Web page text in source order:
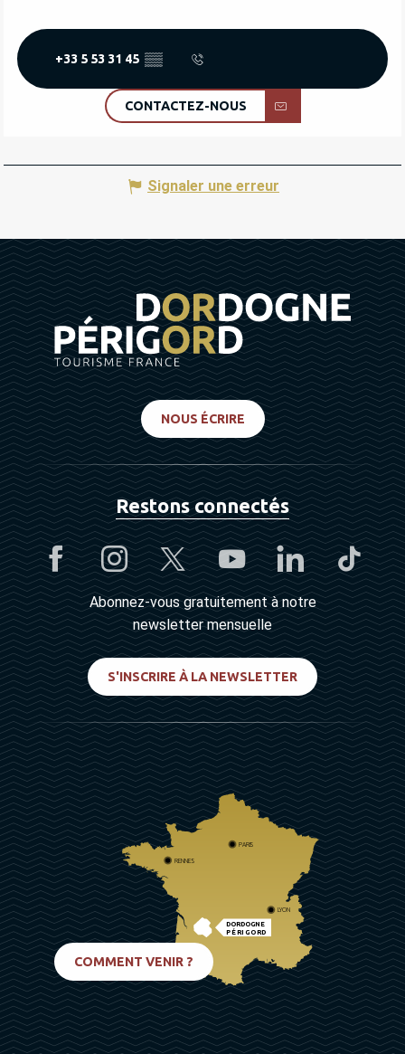
+33 5 53 31 45 ▒▒
CONTACTEZ-NOUS
Signaler une erreur
NOUS ÉCRIRE
Restons connectés
Abonnez-vous gratuitement à notre
newsletter mensuelle
S'INSCRIRE À LA NEWSLETTER
DORDOGNE
PÉRIGORD
PARIS
RENNES
LYON
COMMENT VENIR ?